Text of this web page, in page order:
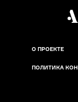
О ПРОЕКТЕ
ПОЛИТИКА